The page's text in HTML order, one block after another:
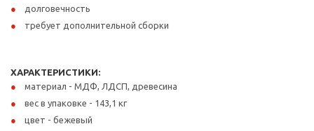
долговечность
требует дополнительной сборки
ХАРАКТЕРИСТИКИ:
материал - МДФ, ЛДСП, древесина
вес в упаковке - 143,1 кг
цвет - бежевый